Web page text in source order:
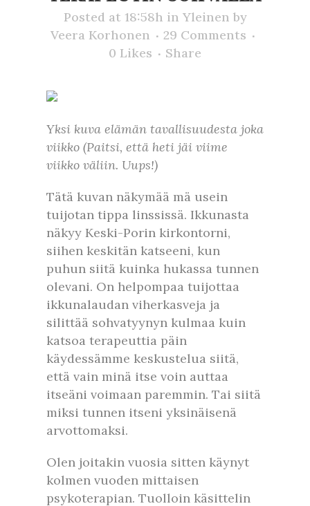
Posted at 18:58h in Yleinen by
Veera Korhonen
29 Comments
0 Likes Share
Yksi kuva elämän tavallisuudesta joka
viikko (Paitsi, että heti jäi viime
viikko väliin. Uups!)
Tätä kuvan näkymää mä usein
tuijotan tippa linssissä. Ikkunasta
näkyy Keski-Porin kirkontorni,
siihen keskitän katseeni, kun
puhun siitä kuinka hukassa tunnen
olevani. On helpompaa tuijottaa
ikkunalaudan viherkasveja ja
silittää sohvatyynyn kulmaa kuin
katsoa terapeuttia päin
käydessämme keskustelua siitä,
että vain minä itse voin auttaa
itseäni voimaan paremmin. Tai siitä
miksi tunnen itseni yksinäisenä
arvottomaksi.
Olen joitakin vuosia sitten käynyt
kolmen vuoden mittaisen
psykoterapian. Tuolloin käsittelin